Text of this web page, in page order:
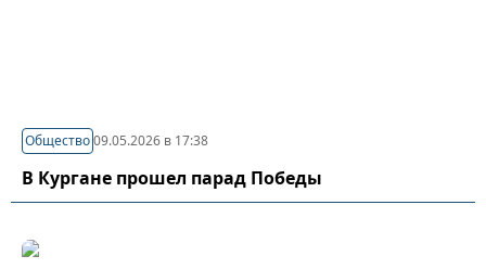
Общество09.05.2026 в 17:38
В Кургане прошел парад Победы